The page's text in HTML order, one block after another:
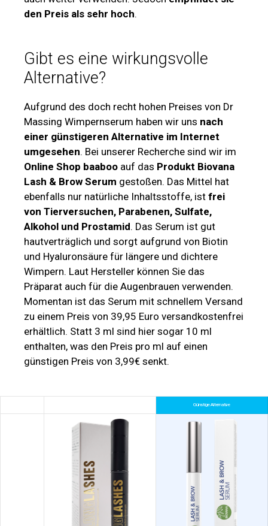
den Preis als sehr hoch.
Gibt es eine wirkungsvolle
Alternative?
Aufgrund des doch recht hohen Preises von Dr
Massing Wimpernserum haben wir uns nach
einer günstigeren Alternative im Internet
umgesehen. Bei unserer Recherche sind wir im
Online Shop baaboo auf das Produkt Biovana
Lash & Brow Serum gestoßen. Das Mittel hat
ebenfalls nur natürliche Inhaltsstoffe, ist frei
von Tierversuchen, Parabenen, Sulfate,
Alkohol und Prostamid. Das Serum ist gut
hautverträglich und sorgt aufgrund von Biotin
und Hyaluronsäure für längere und dichtere
Wimpern. Laut Hersteller können Sie das
Präparat auch für die Augenbrauen verwenden.
Momentan ist das Serum mit schnellem Versand
zu einem Preis von 39,95 Euro versandkostenfrei
erhältlich. Statt 3 ml sind hier sogar 10 ml
enthalten, was den Preis pro ml auf einen
günstigen Preis von 3,99€ senkt.
Günstige Alternative